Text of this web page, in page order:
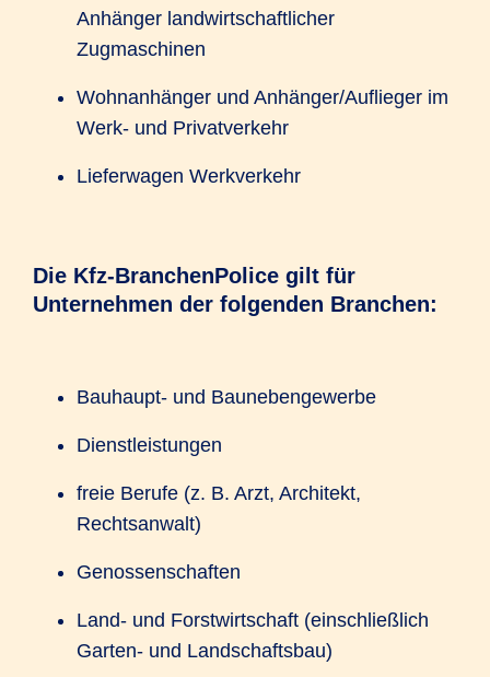
Anhänger landwirtschaftlicher
Zugmaschinen
Wohnanhänger und Anhänger/Auflieger im
Werk- und Privatverkehr
Lieferwagen Werkverkehr
Die Kfz-BranchenPolice gilt für
Unternehmen der folgenden Branchen:
Bauhaupt- und Baunebengewerbe
Dienstleistungen
freie Berufe (z. B. Arzt, Architekt,
Rechtsanwalt)
Genossenschaften
Land- und Forstwirtschaft (einschließlich
Garten- und Landschaftsbau)